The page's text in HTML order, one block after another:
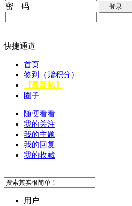
密 码 登录
快捷通道
首页
签到（赠积分）
【最新帖】
圈子
随便看看
我的关注
我的主题
我的回复
我的收藏
用户